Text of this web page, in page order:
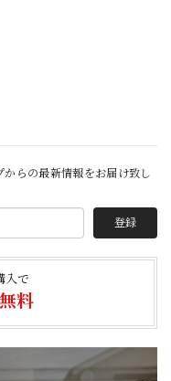
らの最新情報をお届け致し
登録
入で
料